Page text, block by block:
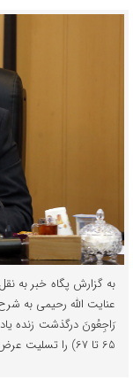
به گزارش پگاه خبر به
عنایت الله رحیمی به شرح
رَاجِعُونَ درگذشت زنده
65 تا 67) را تسلیت عرض نموده و برای آن عزیز به خدا […]